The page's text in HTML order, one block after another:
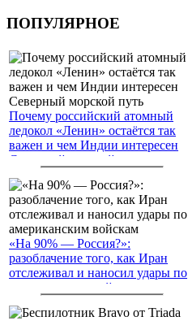
ПОПУЛЯРНОЕ
Почему российский атомный
ледокол «Ленин» остаётся так
важен и чем Индии интересен
Северный морской путь
«На 90% — Россия?»:
разоблачение того, как Иран
отслеживал и наносил удары по
американским войскам